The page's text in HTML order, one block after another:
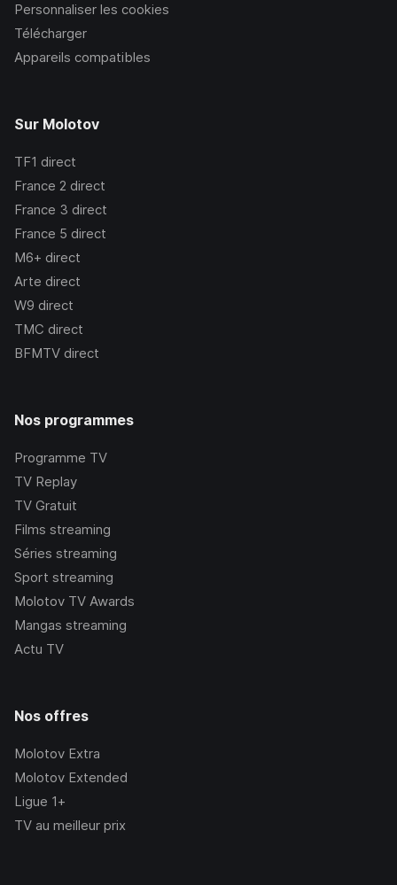
Personnaliser les cookies
Télécharger
Appareils compatibles
Sur Molotov
TF1 direct
France 2 direct
France 3 direct
France 5 direct
M6+ direct
Arte direct
W9 direct
TMC direct
BFMTV direct
Nos programmes
Programme TV
TV Replay
TV Gratuit
Films streaming
Séries streaming
Sport streaming
Molotov TV Awards
Mangas streaming
Actu TV
Nos offres
Molotov Extra
Molotov Extended
Ligue 1+
TV au meilleur prix